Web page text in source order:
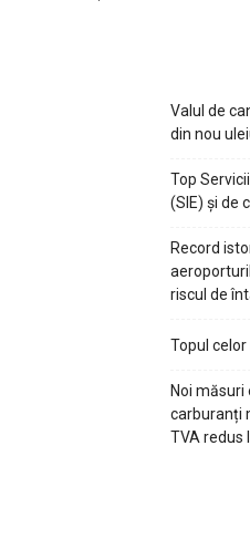
Valul de
din nou
Top
(SIE) și de
Record
riscul de
Topul
Noi
carburanți
TVA redus